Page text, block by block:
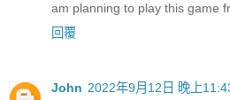
am planning to play this game
回覆
John 2022年9月12日 晚上